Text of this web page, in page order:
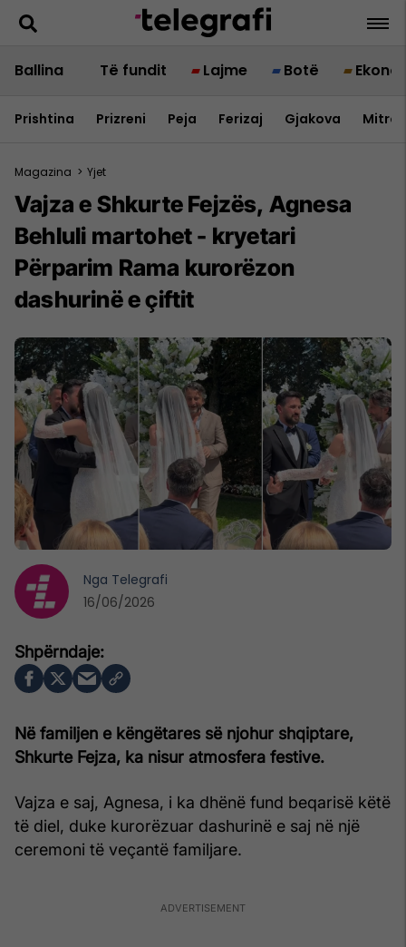
Ballina Të fundit Lajme Botë
Prishtina Prizreni Peja Ferizaj Gjakova
Magazina > Yjet
Vajza e Shkurte Fejzës, Agnesa
Behluli martohet - kryetari
Përparim Rama kurorëzon
dashurinë e çiftit
Në familjen e këngëtares së njohur shqiptare,
Shkurte Fejza, ka nisur atmosfera festive.
Vajza e saj, Agnesa, i ka dhënë fund beqarisë këtë
të diel, duke kurorëzuar dashurinë e saj në një
ceremoni të veçantë familjare.
Nga Telegrafi
16/06/2026